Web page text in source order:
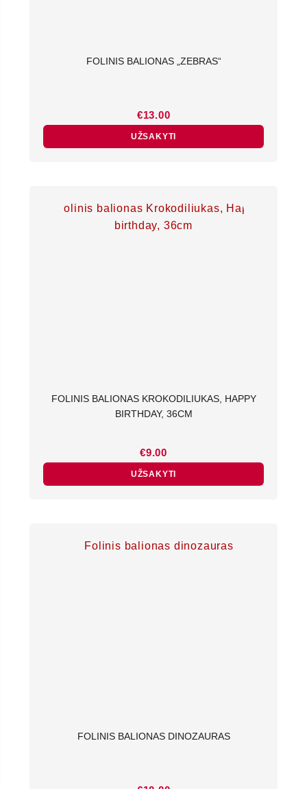
FOLINIS BALIONAS „ZEBRAS“
€13.00
UŽSAKYTI
FOLINIS BALIONAS KROKODILIUKAS, HAPPY
BIRTHDAY, 36CM
€9.00
UŽSAKYTI
FOLINIS BALIONAS DINOZAURAS